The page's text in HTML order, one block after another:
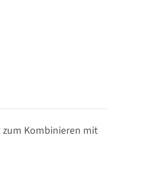
zum Kombinieren mit